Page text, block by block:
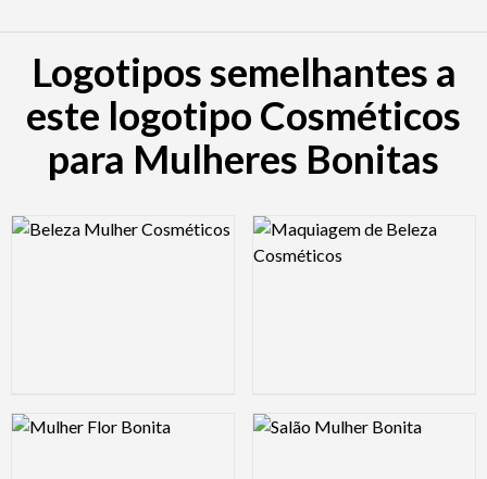
Logotipos semelhantes a
este logotipo Cosméticos
para Mulheres Bonitas
Logo Preview Image Logo Preview Image
Logo Preview Image Logo Preview Image